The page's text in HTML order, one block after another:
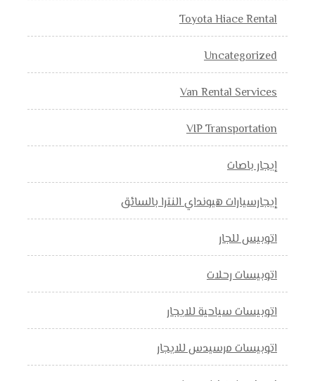
Toyota Hiace Rental
Uncategorized
Van Rental Services
VIP Transportation
إيجار باصات
إيجارسيارات هيونداي النترا بالسائق
اتوبيس للجار
اتوبيسات رحلات
اتوبيسات سياحية للايجار
اتوبيسات مرسيدس للايجار